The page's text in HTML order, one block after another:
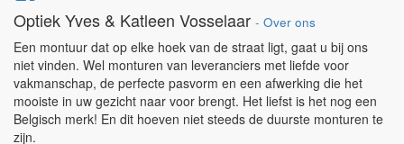
Optiek Yves & Katleen Vosselaar - Over ons
Een montuur dat op elke hoek van de straat ligt, gaat u bij ons
niet vinden. Wel monturen van leveranciers met liefde voor
vakmanschap, de perfecte pasvorm en een afwerking die het
mooiste in uw gezicht naar voor brengt. Het liefst is het nog een
Belgisch merk! En dit hoeven niet steeds de duurste monturen te
zijn.